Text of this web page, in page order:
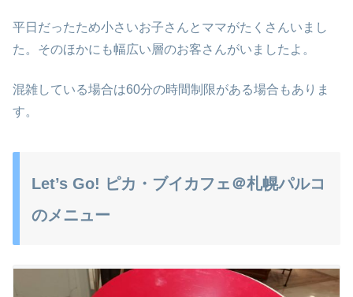
平日だったため小さいお子さんとママがたくさんいまし
た。そのほかにも幅広い層のお客さんがいましたよ。
混雑している場合は60分の時間制限がある場合もありま
す。
Let’s Go! ピカ・ブイカフェ＠札幌パルコ
のメニュー